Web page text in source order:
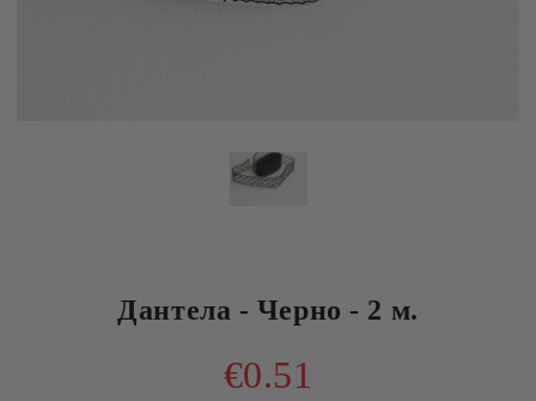
Дантела - Черно - 2 м.
€0.51